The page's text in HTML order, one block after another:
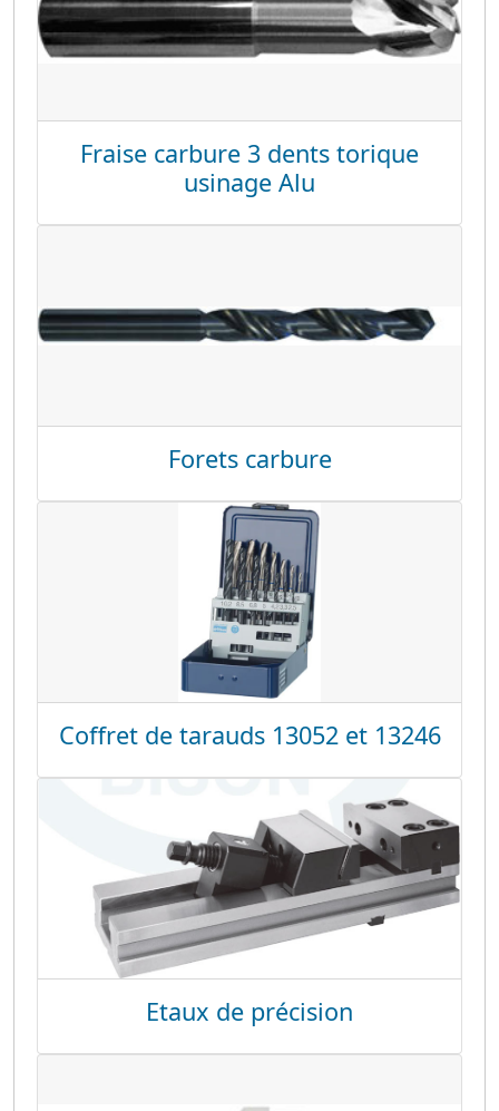
Fraise carbure 3 dents torique
usinage Alu
Forets carbure
Coffret de tarauds 13052 et 13246
Etaux de précision